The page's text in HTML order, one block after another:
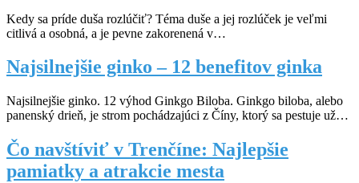
Kedy sa príde duša rozlúčiť? Téma duše a jej rozlúček je veľmi
citlivá a osobná, a je pevne zakorenená v…
Najsilnejšie ginko – 12 benefitov ginka
Najsilnejšie ginko. 12 výhod Ginkgo Biloba. Ginkgo biloba, alebo
panenský drieň, je strom pochádzajúci z Číny, ktorý sa pestuje už…
Čo navštíviť v Trenčíne: Najlepšie
pamiatky a atrakcie mesta